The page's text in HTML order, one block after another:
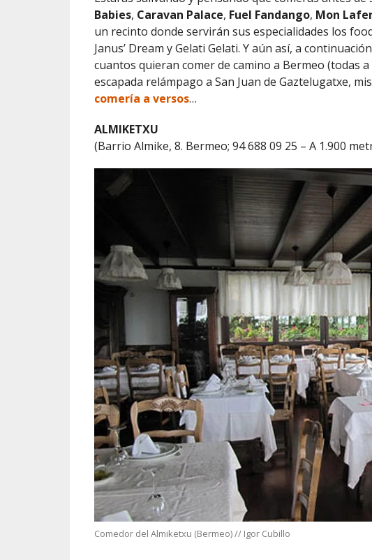
Babies, Caravan Palace, Fuel Fandango, Mon
un recinto donde servirán sus especialidades los
Janus’ Dream y Gelati Gelati. Y aún así, a
cuantos quieran comer de camino a Bermeo (todas
escapada relámpago a San Juan de Gaztelugatxe,
comería a versos…
ALMIKETXU
(Barrio Almike, 8. Bermeo; 94 688 09 25 – A 1.900
Comedor del Almiketxu (Bermeo) // Igor Cubillo